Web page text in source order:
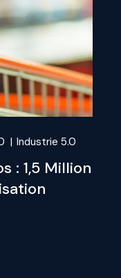
Industrie 5.0
: 1,5 Million